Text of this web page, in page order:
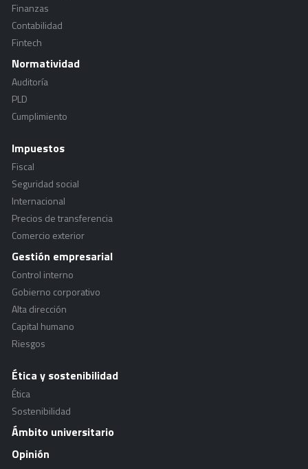
Finanzas
Contabilidad
Fintech
Normatividad
Auditoría
PLD
Cumplimiento
Impuestos
Fiscal
Seguridad social
Internacional
Precios de transferencia
Comercio exterior
Gestión empresarial
Control interno
Gobierno corporativo
Alta dirección
Capital humano
Riesgos
Ética y sostenibilidad
Ética
Sostenibilidad
Ámbito universitario
Opinión